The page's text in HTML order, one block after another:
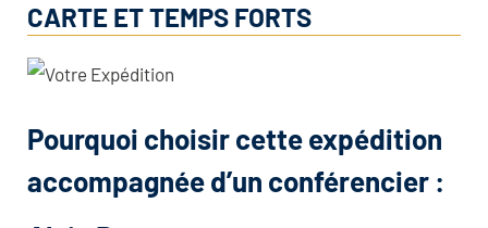
CARTE ET TEMPS FORTS
Pourquoi choisir cette expédition
accompagnée d’un conférencier :